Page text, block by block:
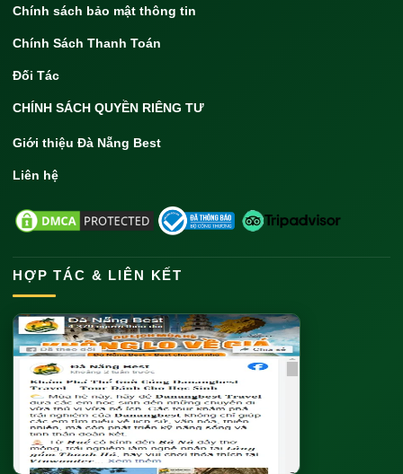
Chính sách bảo mật thông tin
Chính Sách Thanh Toán
Đối Tác
CHÍNH SÁCH QUYỀN RIÊNG TƯ
Giới thiệu Đà Nẵng Best
Liên hệ
HỢP TÁC & LIÊN KẾT